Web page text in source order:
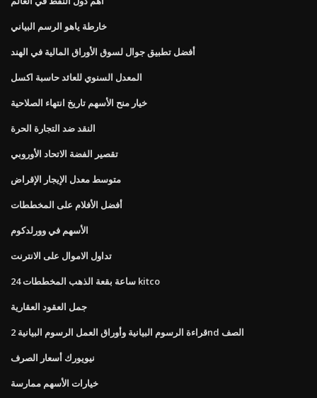
خارطة ياهو الرسم البياني
أفضل تطبيق جوال لسوق الأوراق المالية في الهند
المعدل السنوي للعائد حاسبة اكسل
خيار منح الأسهم تاريخ انتهاء الصلاحية
النقد ضد التجارة الحرة
تقصير الفضة الاتحاد الأوروبي
متوسط ​​معدل الإيجار الإقراض
أفضل الأفلام على المخططات
الأسهم في وورلدكوم
تداول الاموال على الانترنت
24 ساعة بقعة الذهب المخططات kitco
جمل العقود العقارية
قراءة الرسوم البيانية وأوراق العمل الرسوم البيانية 2nd الصف
نيويورك أسعار الصرف
خيارات الأسهم ممارسة